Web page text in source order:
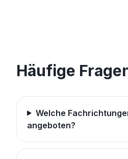
Häufige
Welche
angeboten?